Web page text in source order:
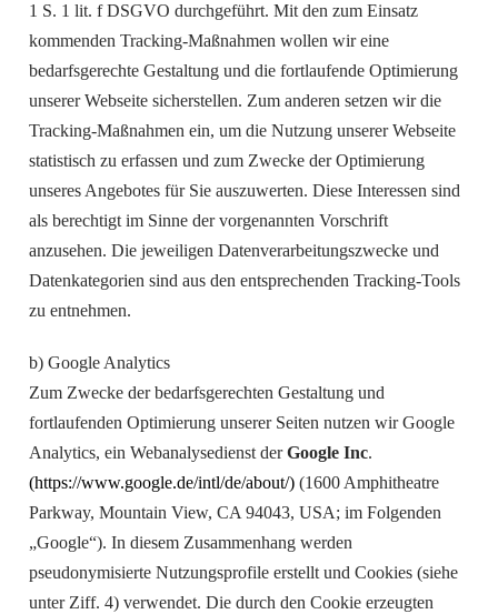
1 S. 1 lit. f DSGVO durchgeführt. Mit den zum Einsatz
kommenden Tracking-Maßnahmen wollen wir eine
bedarfsgerechte Gestaltung und die fortlaufende Optimierung
unserer Webseite sicherstellen. Zum anderen setzen wir die
Tracking-Maßnahmen ein, um die Nutzung unserer Webseite
statistisch zu erfassen und zum Zwecke der Optimierung
unseres Angebotes für Sie auszuwerten. Diese Interessen sind
als berechtigt im Sinne der vorgenannten Vorschrift
anzusehen. Die jeweiligen Datenverarbeitungszwecke und
Datenkategorien sind aus den entsprechenden Tracking-Tools
zu entnehmen.
b) Google Analytics
Zum Zwecke der bedarfsgerechten Gestaltung und
fortlaufenden Optimierung unserer Seiten nutzen wir Google
Analytics, ein Webanalysedienst derGoogle Inc.
(https://www.google.de/intl/de/about/) (1600 Amphitheatre
Parkway, Mountain View, CA 94043, USA; im Folgenden
„Google“). In diesem Zusammenhang werden
pseudonymisierte Nutzungsprofile erstellt und Cookies (siehe
unter Ziff. 4) verwendet. Die durch den Cookie erzeugten